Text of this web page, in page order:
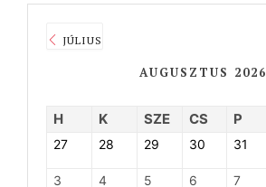
JÚLIUS
AUGUSZTUS 2026
H K SZE CS P
27 28 29 30 31
3 4 5 6 7